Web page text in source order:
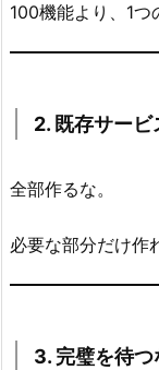
100機能より、1つ
2. 既存サービ
全部作るな。
必要な部分だけ作
3. 完璧を待つ